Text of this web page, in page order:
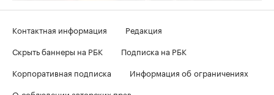
Контактная информация
Редакция
Скрыть баннеры на РБК
Подписка на РБК
Корпоративная подписка
Информация об ограничениях